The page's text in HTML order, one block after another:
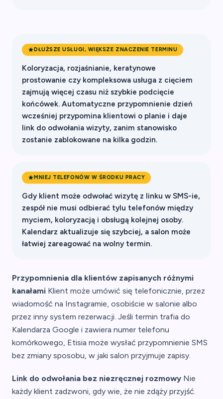
DŁUŻSZE USŁUGI, WIĘKSZE ZNACZENIE TERMINU
Koloryzacja, rozjaśnianie, keratynowe
prostowanie czy kompleksowa usługa z cięciem
zajmują więcej czasu niż szybkie podcięcie
końcówek. Automatyczne przypomnienie dzień
wcześniej przypomina klientowi o planie i daje
link do odwołania wizyty, zanim stanowisko
zostanie zablokowane na kilka godzin.
MNIEJ TELEFONÓW W ŚRODKU PRACY
Gdy klient może odwołać wizytę z linku w SMS-ie,
zespół nie musi odbierać tylu telefonów między
myciem, koloryzacją i obsługą kolejnej osoby.
Kalendarz aktualizuje się szybciej, a salon może
łatwiej zareagować na wolny termin.
Przypomnienia dla klientów zapisanych różnymi
kanałami Klient może umówić się telefonicznie, przez
wiadomość na Instagramie, osobiście w salonie albo
przez inny system rezerwacji. Jeśli termin trafia do
Kalendarza Google i zawiera numer telefonu
komórkowego, Etisia może wysłać przypomnienie SMS
bez zmiany sposobu, w jaki salon przyjmuje zapisy.
Link do odwołania bez niezręcznej rozmowy Nie
każdy klient zadzwoni, gdy wie, że nie zdąży przyjść.